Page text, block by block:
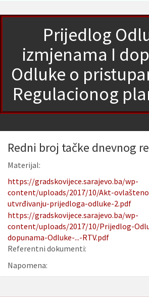
Prijedlog
izmjenama I
Odluke o
Regulacionog
Redni broj tačke dnevnog
Materijal:
https://gradskovijece.sarajevo.ba/wp-
content/uploads/2017/10/Akt-
utvrđivanju-prijedloga-odluke-2.pdf
https://gradskovijece.sarajevo.ba/wp-
content/uploads/2017/10/Prijedlog-
dopunama-Odluke-...-RTV.pdf
Referentni dokumenti:
Napomena: